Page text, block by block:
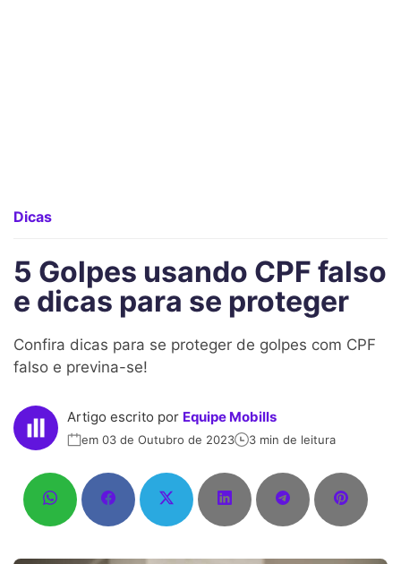
Dicas
5 Golpes usando CPF falso
e dicas para se proteger
Confira dicas para se proteger de golpes com CPF
falso e previna-se!
Artigo escrito por Equipe Mobills
em 03 de Outubro de 2023 3 min de leitura